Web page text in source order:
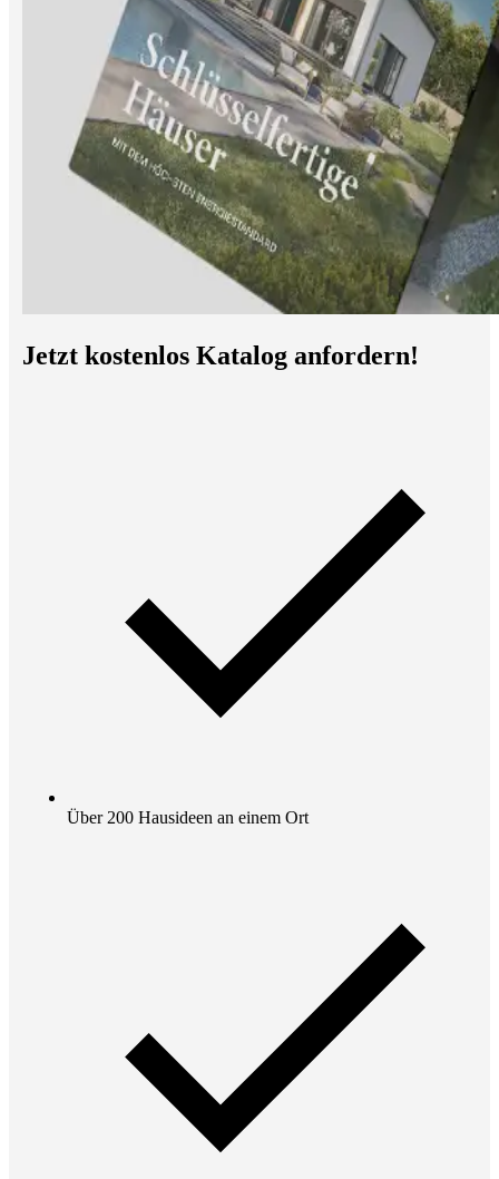
Jetzt kostenlos Katalog anfordern!
Über 200 Hausideen an einem Ort